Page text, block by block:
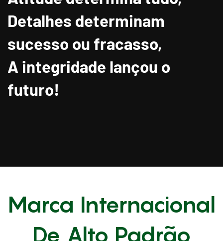
Detalhes determinam
sucesso ou fracasso,
A integridade lançou o
futuro!
Marca Internacional
De Alto Padrão